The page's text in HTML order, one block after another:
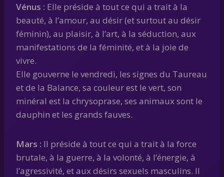
Vénus : Elle préside à tout ce qui a trait à la
beauté, à l’amour, au désir (et surtout au désir
féminin), au plaisir, à l’art, à la séduction, aux
manifestations de la féminité, et à la joie de
vivre.
Elle gouverne le vendredi, les signes du Taureau
et de la Balance, sa couleur est le vert, son
minéral est la chrysoprase, ses animaux sont le
dauphin et les grands fauves.
Mars : Il préside à tout ce qui a trait à la force
brutale, à la guerre, à la volonté, à l’énergie, à
l’agressivité, et aux désirs sexuels masculins. Il